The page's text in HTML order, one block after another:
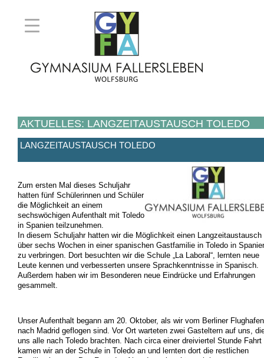
AKTUELLES: LANGZEITAUSTAUSCH TOLEDO
LANGZEITAUSTAUSCH TOLEDO
Zum ersten Mal dieses Schuljahr
hatten fünf Schülerinnen und Schüler
die Möglichkeit an einem
sechswöchigen Aufenthalt mit Toledo
in Spanien teilzunehmen.
In diesem Schuljahr hatten wir die Möglichkeit einen Langzeitaustausch
über sechs Wochen in einer spanischen Gastfamilie in Toledo in
zu verbringen. Dort besuchten wir die Schule „La Laboral“, lernten neue
Leute kennen und verbesserten unsere Sprachkenntnisse in Spanisch.
Außerdem haben wir im Besonderen neue Eindrücke und Erfahrungen
gesammelt.
Unser Aufenthalt begann am 20. Oktober, als wir vom Berliner Flughafen
nach Madrid geflogen sind. Vor Ort warteten zwei Gasteltern auf uns,
uns alle nach Toledo brachten. Nach circa einer dreiviertel Stunde Fahrt
kamen wir an der Schule in Toledo an und lernten dort die restlichen